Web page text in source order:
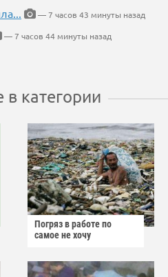
— 7 часов 43 минуты назад
— 7 часов 44 минуты назад
категории
Погряз в работе по
самое не хочу